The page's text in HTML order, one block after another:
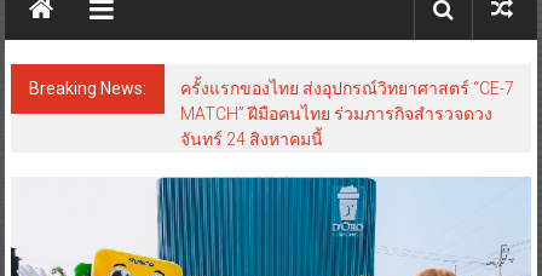
Breaking News:
ครั้งแรกของไทย ส่งอุปกรณ์วิทยาศาสตร์ “CE-7
MATCH” ฝีมือคนไทย ร่วมภารกิจสำรวจดวง
จันทร์ 24 สิงหาคมนี้